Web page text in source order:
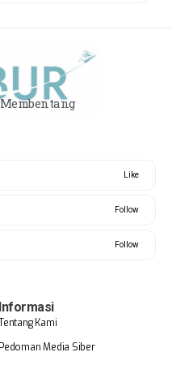
Like
Follow
Follow
Informasi
Kami
Pedoman Media Siber